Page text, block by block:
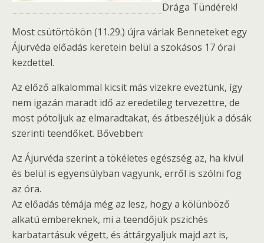
Drága Tündérek!
Most csütörtökön (11.29.) újra várlak Benneteket egy
Ájurvéda előadás keretein belül a szokásos 17 órai
kezdettel.
Az előző alkalommal kicsit más vizekre eveztünk, így
nem igazán maradt idő az eredetileg tervezettre, de
most pótoljuk az elmaradtakat, és átbeszéljük a dósák
szerinti teendőket. Bővebben:
Az Ájurvéda szerint a tökéletes egészség az, ha kivül
és belül is egyensúlyban vagyunk, erről is szólni fog
az óra.
Az előadás témája még az lesz, hogy a kölünböző
alkatú embereknek, mi a teendőjük pszichés
karbatartásuk végett, és áttárgyaljuk majd azt is,